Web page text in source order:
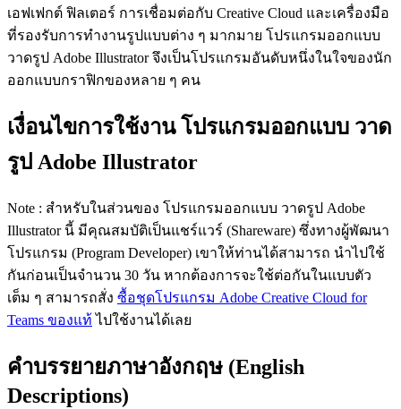
เอฟเฟกต์ ฟิลเตอร์ การเชื่อมต่อกับ Creative Cloud และเครื่องมือ
ที่รองรับการทำงานรูปแบบต่าง ๆ มากมาย โปรแกรมออกแบบ
วาดรูป Adobe Illustrator จึงเป็นโปรแกรมอันดับหนึ่งในใจของนัก
ออกแบบกราฟิกของหลาย ๆ คน
เงื่อนไขการใช้งาน โปรแกรมออกแบบ วาด
รูป Adobe Illustrator
Note : สำหรับในส่วนของ โปรแกรมออกแบบ วาดรูป Adobe
Illustrator นี้ มีคุณสมบัติเป็นแชร์แวร์ (Shareware) ซึ่งทางผู้พัฒนา
โปรแกรม (Program Developer) เขาให้ท่านได้สามารถ นำไปใช้
กันก่อนเป็นจำนวน 30 วัน หากต้องการจะใช้ต่อกันในแบบตัว
เต็ม ๆ สามารถสั่ง ซื้อชุดโปรแกรม Adobe Creative Cloud for
Teams ของแท้ ไปใช้งานได้เลย
คำบรรยายภาษาอังกฤษ (English
Descriptions)